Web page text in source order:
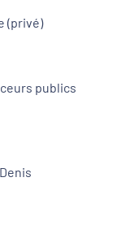
(privé)
publics